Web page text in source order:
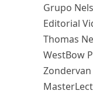
Grupo
Editorial
Thomas
WestBow
Zondervan